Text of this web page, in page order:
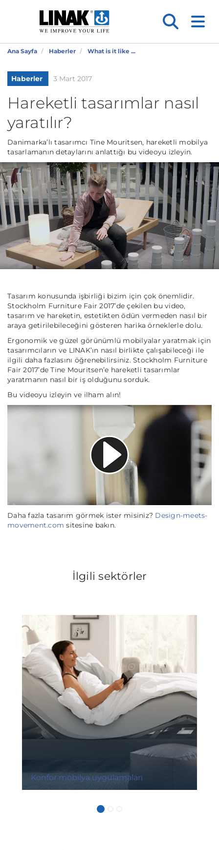
Ana Sayfa Haberler What is it like ...
Haberler 3 Mart 2017
Hareketli tasarımlar nasıl
yaratılır?
Danimarka’lı tasarımcı Tine Mouritsen, hareketli mobilya
tasarlamanın detaylarını anlattığı bu videoyu izleyin.
Tasarım konusunda işbirliği bizim için çok önemlidir.
Stockholm Furniture Fair 2017’de çekilen bu video,
tasarım ve hareketin, estetikten ödün vermeden nasıl bir
araya getirilebileceğini gösteren harika örneklerle dolu.
Ergonomik ve güzel görünümlü mobilyalar yaratmak için
tasarımcıların ve LINAK’ın nasıl birlikte çalışabileceği ile
ilgili daha fazlasını öğrenebilirsiniz. Stockholm Furniture
Fair 2017’de Tine Mouritsen’e hareketli tasarımlar
yaratmanın nasıl bir iş olduğunu sorduk.
Bu videoyu izleyin ve ilham alın!
Daha fazla tasarım görmek ister misiniz? Design-meets-
movement.com sitesine bakın.
İlgili sektörler
Konfor mobilya uygulamaları